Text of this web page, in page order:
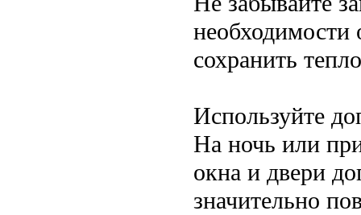
сохранить
Используйте
На ночь или
окна и двери
значительно